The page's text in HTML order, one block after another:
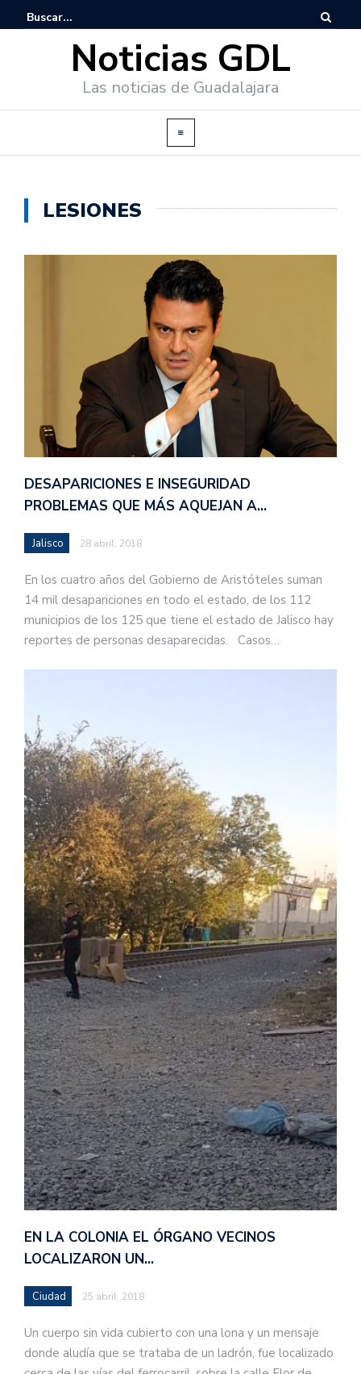
Noticias GDL
Las noticias de Guadalajara
LESIONES
DESAPARICIONES E INSEGURIDAD
PROBLEMAS QUE MÁS AQUEJAN A…
Jalisco 28 abril, 2018
En los cuatro años del Gobierno de Aristóteles suman
14 mil desapariciones en todo el estado, de los 112
municipios de los 125 que tiene el estado de Jalisco hay
reportes de personas desaparecidas. Casos…
EN LA COLONIA EL ÓRGANO VECINOS
LOCALIZARON UN…
Ciudad 25 abril, 2018
Un cuerpo sin vida cubierto con una lona y un mensaje
donde aludía que se trataba de un ladrón, fue localizado